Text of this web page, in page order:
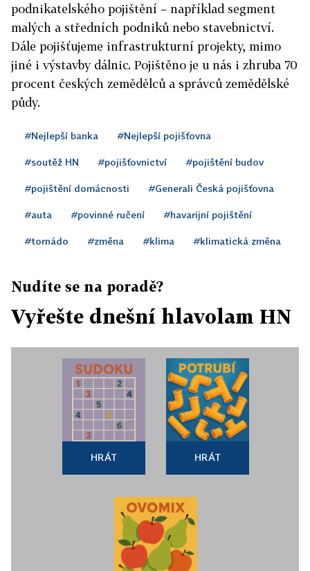
podnikatelského pojištění – například segment
malých a středních podniků nebo stavebnictví.
Dále pojišťujeme infrastrukturní projekty, mimo
jiné i výstavby dálnic. Pojištěno je u nás i zhruba 70
procent českých zemědělců a správců zemědělské
půdy.
#Nejlepší banka #Nejlepší pojišťovna
#soutěž HN #pojišťovnictví #pojištění budov
#pojištění domácnosti #Generali Česká pojišťovna
#auta #povinné ručení #havarijní pojištění
#tornádo #změna #klima #klimatická změna
Nudíte se na poradě?
Vyřešte dnešní hlavolam HN
HRÁT HRÁT